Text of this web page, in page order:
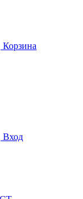
Корзина
Вход